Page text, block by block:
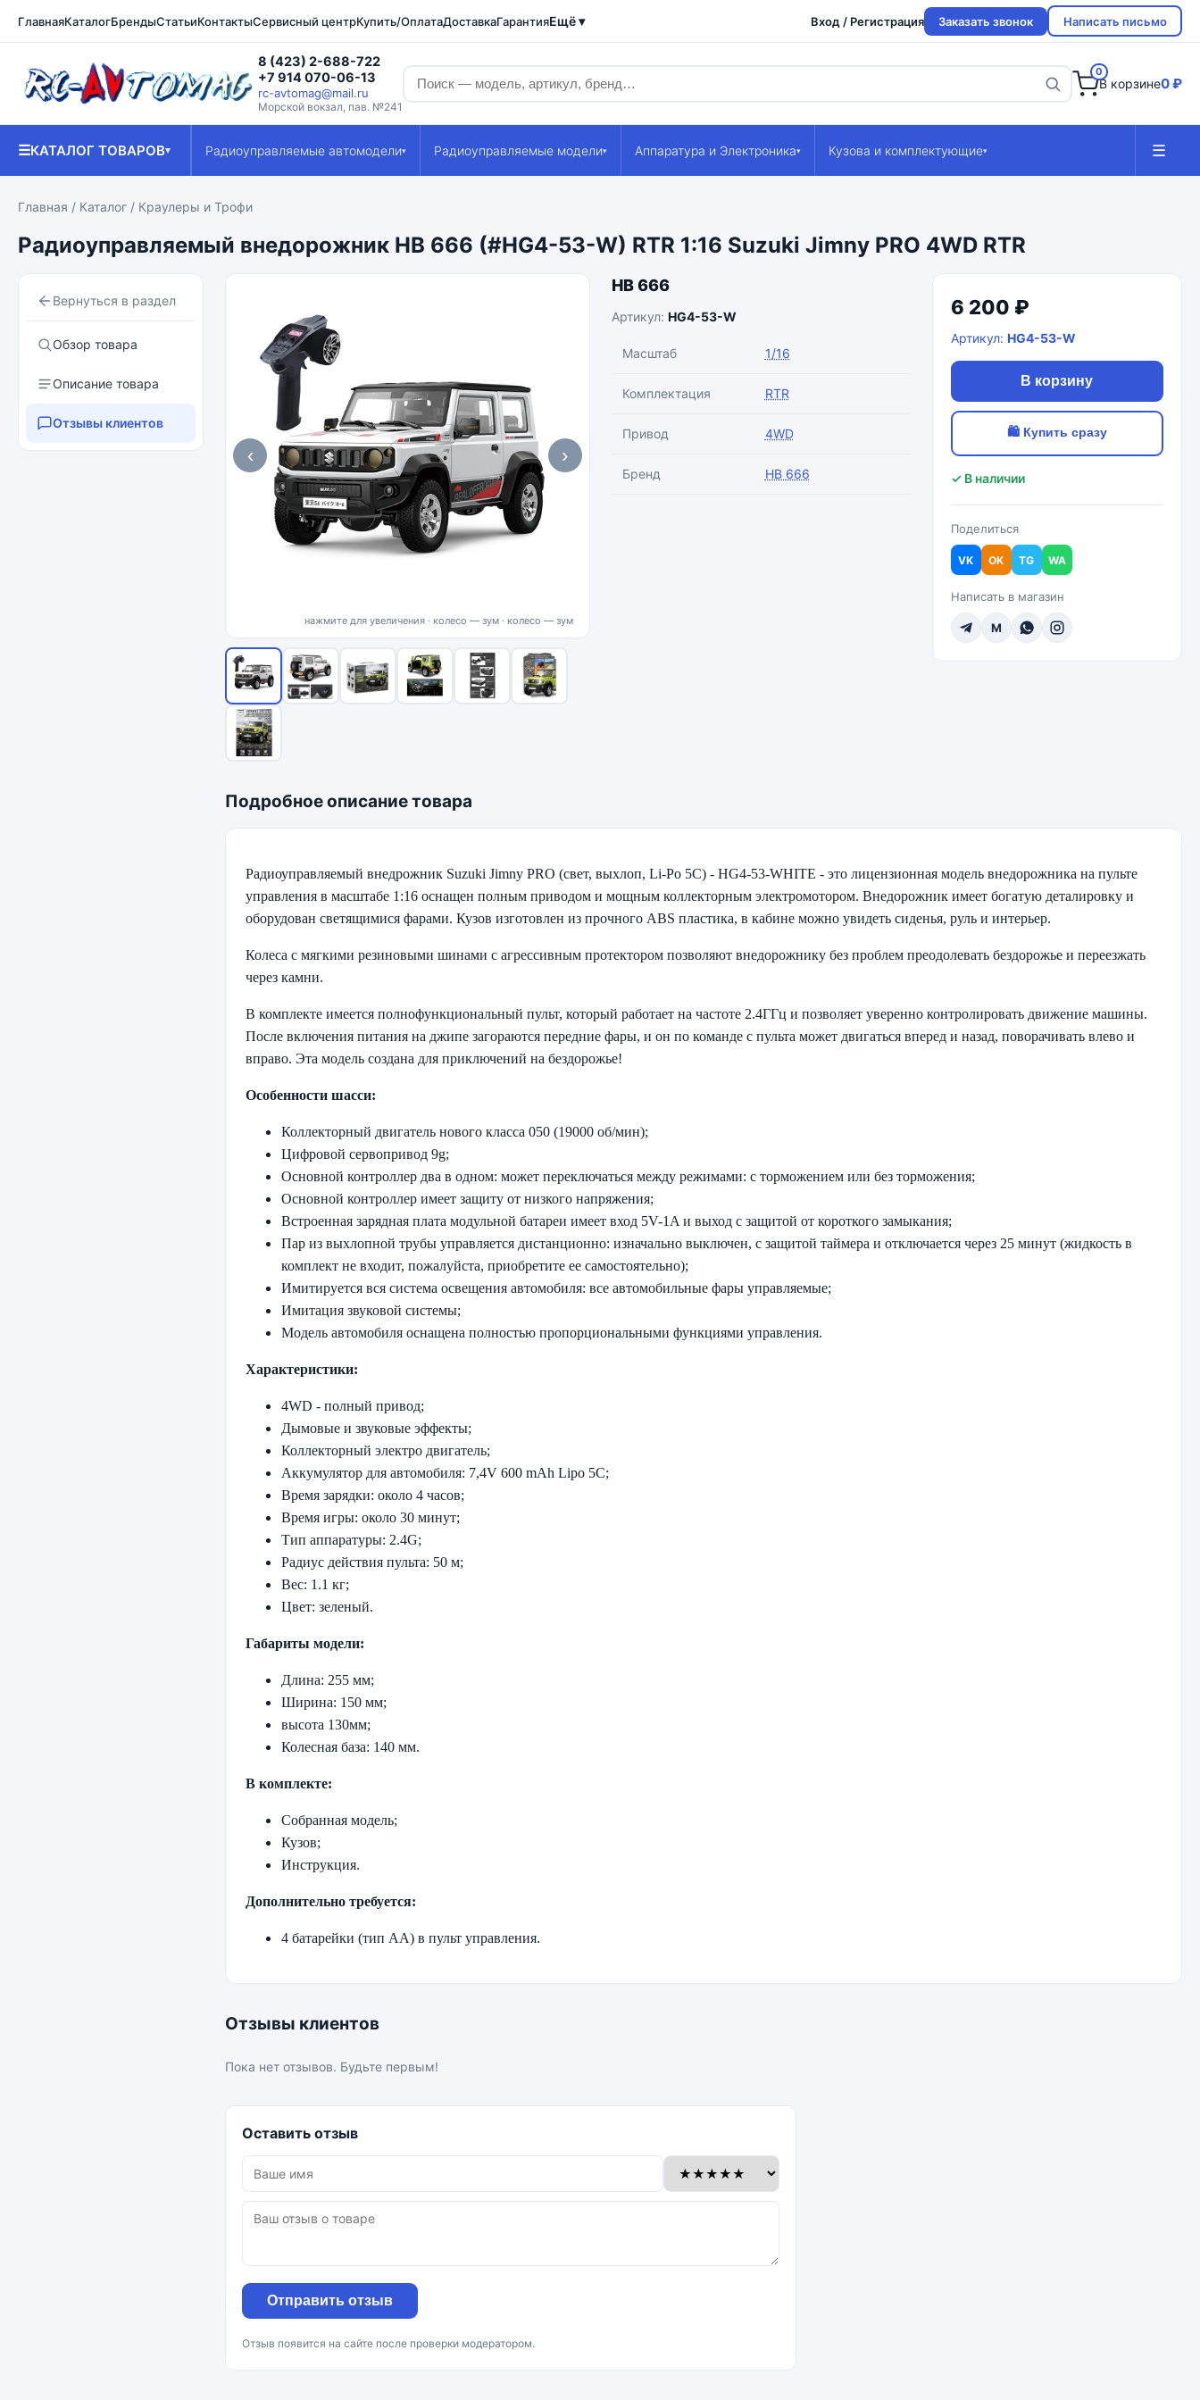
ГлавнаяКаталогБрендыСтатьиКонтактыСервисный центрКупить/ОплатаДоставкаГарантияЕщё ▾ Вход / Регистрация Заказать звонок Написать письмо
8 (423) 2-688-722
+7 914 070-06-13
rc-avtomag@mail.ru
Морской вокзал, пав. №241
0
В корзине0 ₽
☰КАТАЛОГ ТОВАРОВ▾ Радиоуправляемые автомодели▾ Радиоуправляемые модели▾ Аппаратура и Электроника▾ Кузова и комплектующие▾ ☰
Главная / Каталог / Краулеры и Трофи
Радиоуправляемый внедорожник HB 666 (#HG4-53-W) RTR 1:16 Suzuki Jimny PRO 4WD RTR
Вернуться в раздел
Обзор товара
Описание товара
Отзывы клиентов
‹
нажмите для увеличения · колесо — зум
›
HB 666
Артикул: HG4-53-W
Масштаб 1/16
Комплектация RTR
Привод 4WD
Бренд HB 666
6 200 ₽
Артикул: HG4-53-W
В корзину
🛍 Купить сразу
✓ В наличии
Поделиться
VK OK TG WA
Написать в магазин
M
Подробное описание товара
Радиоуправляемый внедрожник Suzuki Jimny PRO (свет, выхлоп, Li-Po 5C) - HG4-53-WHITE - это лицензионная модель внедорожника на пульте
управления в масштабе 1:16 оснащен полным приводом и мощным коллекторным электромотором. Внедорожник имеет богатую деталировку и
оборудован светящимися фарами. Кузов изготовлен из прочного АВS пластика, в кабине можно увидеть сиденья, руль и интерьер.
Колеса с мягкими резиновыми шинами с агрессивным протектором позволяют внедорожнику без проблем преодолевать бездорожье и переезжать
через камни.
В комплекте имеется полнофункциональный пульт, который работает на частоте 2.4ГГц и позволяет уверенно контролировать движение машины.
После включения питания на джипе загораются передние фары, и он по команде с пульта может двигаться вперед и назад, поворачивать влево и
вправо. Эта модель создана для приключений на бездорожье!
Особенности шасси:
Коллекторный двигатель нового класса 050 (19000 об/мин);
Цифровой сервопривод 9g;
Основной контроллер два в одном: может переключаться между режимами: с торможением или без торможения;
Основной контроллер имеет защиту от низкого напряжения;
Встроенная зарядная плата модульной батареи имеет вход 5V-1A и выход с защитой от короткого замыкания;
Пар из выхлопной трубы управляется дистанционно: изначально выключен, с защитой таймера и отключается через 25 минут (жидкость в
комплект не входит, пожалуйста, приобретите ее самостоятельно);
Имитируется вся система освещения автомобиля: все автомобильные фары управляемые;
Имитация звуковой системы;
Модель автомобиля оснащена полностью пропорциональными функциями управления.
Характеристики:
4WD - полный привод;
Дымовые и звуковые эффекты;
Коллекторный электро двигатель;
Аккумулятор для автомобиля: 7,4V 600 mAh Lipo 5C;
Время зарядки: около 4 часов;
Время игры: около 30 минут;
Тип аппаратуры: 2.4G;
Радиус действия пульта: 50 м;
Вес: 1.1 кг;
Цвет: зеленый.
Габариты модели:
Длина: 255 мм;
Ширина: 150 мм;
высота 130мм;
Колесная база: 140 мм.
В комплекте:
Собранная модель;
Кузов;
Инструкция.
Дополнительно требуется:
4 батарейки (тип АА) в пульт управления.
Отзывы клиентов
Пока нет отзывов. Будьте первым!
Оставить отзыв
Отправить отзыв
Отзыв появится на сайте после проверки модератором.